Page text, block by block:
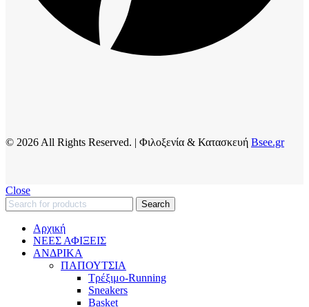
© 2026 All Rights Reserved. | Φιλοξενία & Κατασκευή Bsee.gr
Close
Search
Αρχική
ΝΕΕΣ ΑΦΙΞΕΙΣ
AΝΔΡΙΚΑ
ΠΑΠΟΥΤΣΙΑ
Τρέξιμο-Running
Sneakers
Basket